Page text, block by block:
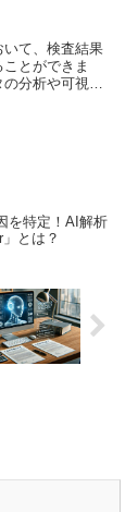
て、検査結果
とができま
分析や可視化
を特定！AI解析
とは？